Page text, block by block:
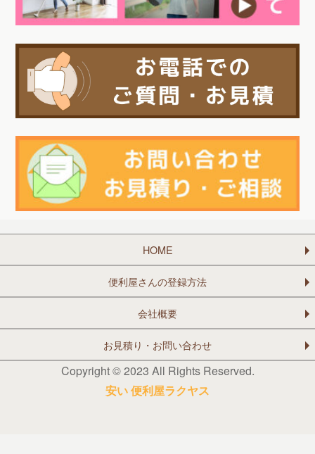
HOME
便利屋さんの登録方法
会社概要
お見積り・お問い合わせ
Copyright © 2023 All Rights Reserved.
安い 便利屋ラクヤス